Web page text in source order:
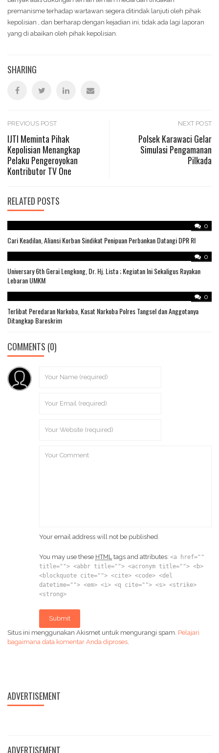
premanisme terhadap wartawan segera ditindak lanjuti oleh pihak
kepolisian , dan berharap dengan kejadian ini, tidak ada lagi laporan
yang di abaikan oleh pihak kepolisian.
SHARING
Post
navigation
PREVIOUS POST
IJTI Meminta Pihak
Kepolisian Menangkap
Pelaku Pengeroyokan
Kontributor TV One
NEXT POST
Polsek Karawaci Gelar
Simulasi Pengamanan
Pilkada
RELATED POSTS
0
Cari Keadilan, Aliansi Korban Sindikat Penipuan Perbankan Datangi DPR RI
0
Universary 6th Gerai Lengkong, Dr. Hj. Lista ; Kegiatan Ini Sekaligus Rayakan
Lebaran UMKM
0
Terlibat Peredaran Narkoba, Kasat Narkoba Polres Tangsel dan Anggotanya
Ditangkap Bareskrim
COMMENTS (0)
Your email address will not be published.
You may use these HTML tags and attributes: <a href=""
title=""> <abbr title=""> <acronym title=""> <b>
<blockquote cite=""> <cite> <code> <del
datetime=""> <em> <i> <q cite=""> <s> <strike>
<strong>
Submit
Situs ini menggunakan Akismet untuk mengurangi spam. Pelajari
bagaimana data komentar Anda diproses
ADVERTISEMENT
ADVERTISEMENT